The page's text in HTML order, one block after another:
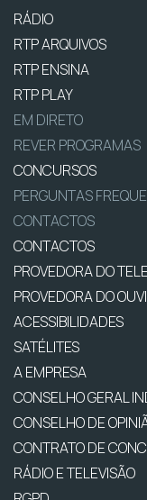
RÁDIO
RTP ARQUIVOS
RTP ENSINA
RTP PLAY
EM DIRETO
REVER PROGRAMAS
CONCURSOS
PERGUNTAS
CONTACTOS
CONTACTOS
PROVEDORA DO
PROVEDORA DO
ACESSIBILIDADES
SATÉLITES
A EMPRESA
CONSELHO GERAL
CONSELHO DE
CONTRATO DE
RÁDIO E TELEVISÃO